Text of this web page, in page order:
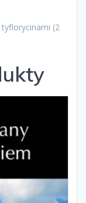
tyflorycinami (2